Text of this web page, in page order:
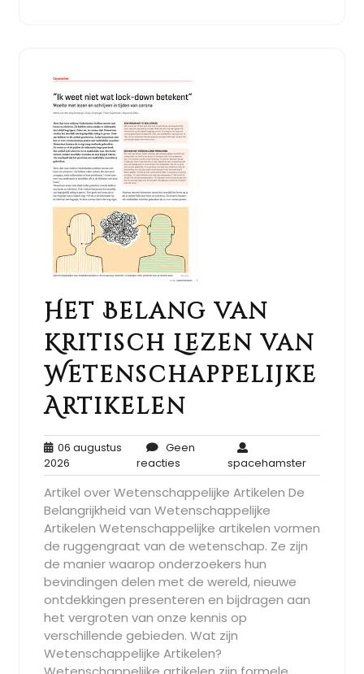
Het Belang van
Kritisch Lezen van
Wetenschappelijke
Artikelen
06 augustus
2026
augustus
2026
Geen
reactiesGeen
reacties
spacehamster
Artikel over Wetenschappelijke Artikelen De
Belangrijkheid van Wetenschappelijke
Artikelen Wetenschappelijke artikelen vormen
de ruggengraat van de wetenschap. Ze zijn
de manier waarop onderzoekers hun
bevindingen delen met de wereld, nieuwe
ontdekkingen presenteren en bijdragen aan
het vergroten van onze kennis op
verschillende gebieden. Wat zijn
Wetenschappelijke Artikelen?